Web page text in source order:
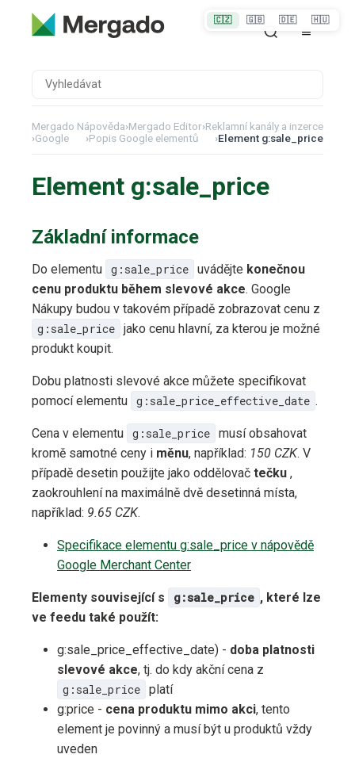
Mergado Nápověda›Mergado Editor›Reklamní kanály a inzerce
›Google ›Popis Google elementů ›Element g:sale_price
Element g:sale_price
Základní informace
Do elementu g:sale_price uvádějte konečnou
cenu produktu během slevové akce. Google
Nákupy budou v takovém případě zobrazovat cenu z
g:sale_price jako cenu hlavní, za kterou je možné
produkt koupit.
Dobu platnosti slevové akce můžete specifikovat
pomocí elementu g:sale_price_effective_date .
Cena v elementu g:sale_price musí obsahovat
kromě samotné ceny i měnu, například: 150 CZK. V
případě desetin použijte jako oddělovač tečku ,
zaokrouhlení na maximálně dvě desetinná místa,
například: 9.65 CZK.
Specifikace elementu g:sale_price v nápovědě
Google Merchant Center
Elementy související s g:sale_price , které lze
ve feedu také použít:
g:sale_price_effective_date) - doba platnosti
slevové akce, tj. do kdy akční cena z
g:sale_price platí
g:price - cena produktu mimo akci, tento
element je povinný a musí být u produktů vždy
uveden
🇨🇿 🇬🇧 🇩🇪 🇭🇺